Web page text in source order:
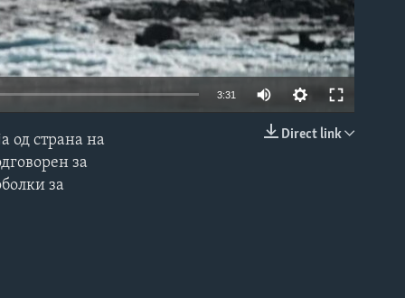
3:31
Direct link
од страна на
за
за